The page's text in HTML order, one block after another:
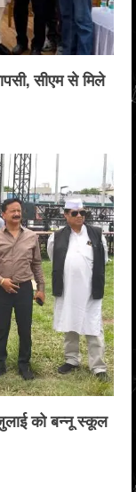
सीएम से मिले
को बन्नू स्कूल